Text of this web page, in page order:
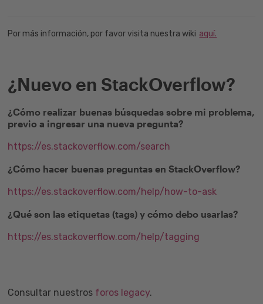
Por más información, por favor visita nuestra wiki aquí.
¿Nuevo en StackOverflow?
¿Cómo realizar buenas búsquedas sobre mi problema,
previo a ingresar una nueva pregunta?
https://es.stackoverflow.com/search
¿Cómo hacer buenas preguntas en StackOverflow?
https://es.stackoverflow.com/help/how-to-ask
¿Qué son las etiquetas (tags) y cómo debo usarlas?
https://es.stackoverflow.com/help/tagging
Consultar nuestros foros legacy.